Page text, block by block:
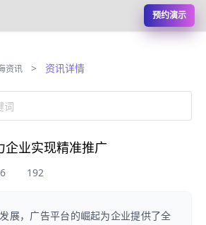
预约演示
资讯 > 资讯详情
词
企业实现精准推广
192
展，广告平台的崛起为企业提供了全